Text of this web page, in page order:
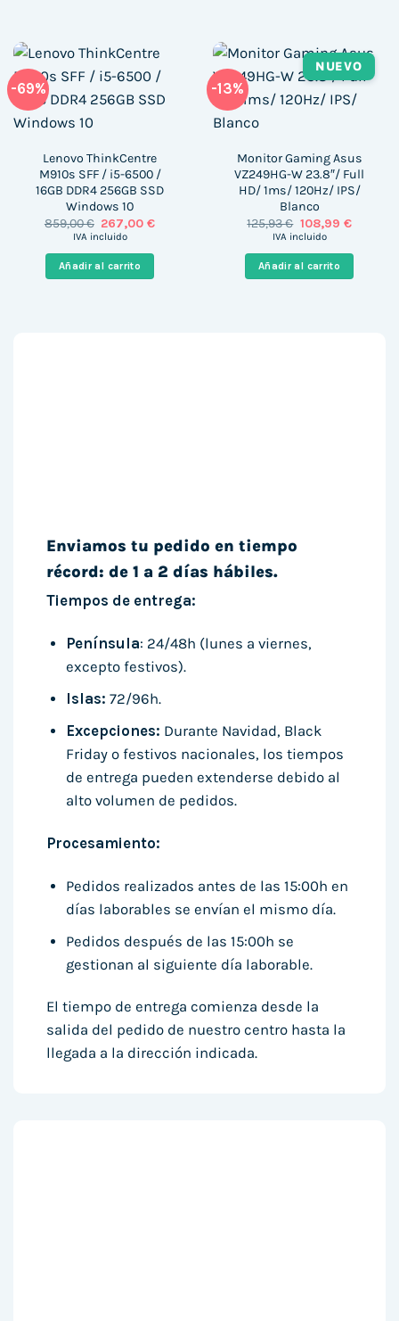
-69%
Lenovo ThinkCentre
M910s SFF / i5-6500 /
16GB DDR4 256GB SSD
Windows 10
859,00€ El
precio
era:
859,00 €.
267,00€El
IVA incluido
Añadir al carrito
-13%
NUEVO
Monitor Gaming Asus
VZ249HG-W 23.8″/ Full
HD/ 1ms/ 120Hz/ IPS/
Blanco
125,93€ El
precio
era:
125,93 €.
108,99 €El
es:
108,99
IVA incluido
Añadir al carrito
Enviamos tu pedido en tiempo
récord: de 1 a 2 días hábiles.
Tiempos de entrega:
Península: 24/48h (lunes a viernes,
excepto festivos).
Islas: 72/96h.
Excepciones: Durante Navidad, Black
Friday o festivos nacionales, los tiempos
de entrega pueden extenderse debido al
alto volumen de pedidos.
Procesamiento:
Pedidos realizados antes de las 15:00h en
días laborables se envían el mismo día.
Pedidos después de las 15:00h se
gestionan al siguiente día laborable.
El tiempo de entrega comienza desde la
salida del pedido de nuestro centro hasta la
llegada a la dirección indicada.